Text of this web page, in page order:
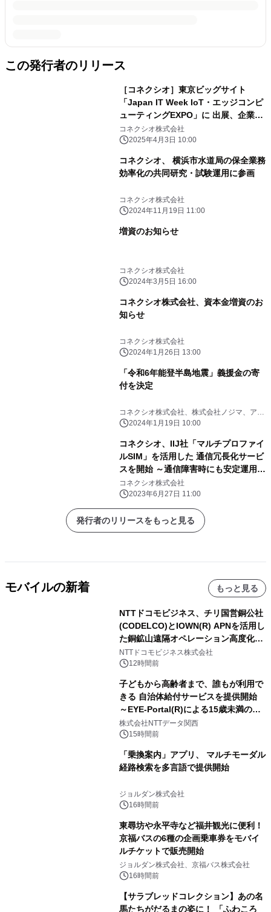
この発行者のリリース
［コネクシオ］東京ビッグサイト
「Japan IT Week IoT・エッジコンピ
ューティングEXPO」に 出展、企業の
製品／サービス価値向上を支援する 新
IoTソリューションを展示
コネクシオ株式会社
2025年4月3日 10:00
コネクシオ、 横浜市水道局の保全業務
効率化の共同研究・試験運用に参画
コネクシオ株式会社
2024年11月19日 11:00
増資のお知らせ
コネクシオ株式会社
2024年3月5日 16:00
コネクシオ株式会社、資本金増資のお
知らせ
コネクシオ株式会社
2024年1月26日 13:00
「令和6年能登半島地震」義援金の寄
付を決定
コネクシオ株式会社、株式会社ノジマ、ア
イ・ティー・エックス株式会社、ITXコミュ
2024年1月19日 10:00
コネクシオ、IIJ社「マルチプロファイ
ルSIM」を活用した 通信冗長化サービ
スを開始 ～通信障害時にも安定運用が
可能に～
コネクシオ株式会社
2023年6月27日 11:00
発行者のリリースをもっと見る
モバイルの新着 もっと見る
NTTドコモビジネス、チリ国営銅公社
(CODELCO)とIOWN(R) APNを活用し
た銅鉱山遠隔オペレーション高度化に
向けた調査・実証を開始
NTTドコモビジネス株式会社
12時間前
子どもから高齢者まで、誰もが利用で
きる 自治体給付サービスを提供開始
～EYE-Portal(R)による15歳未満の本
人認証と デジタルデバイド対策で実現
～
株式会社NTTデータ関西
15時間前
「乗換案内」アプリ、 マルチモーダル
経路検索を多言語で提供開始
ジョルダン株式会社
16時間前
東尋坊や永平寺など福井観光に便利！
京福バスの6種の企画乗車券をモバイ
ルチケットで販売開始
ジョルダン株式会社、京福バス株式会社
16時間前
【サラブレッドコレクション】あの名
馬たちがだるまの姿に！ 「ふわころ